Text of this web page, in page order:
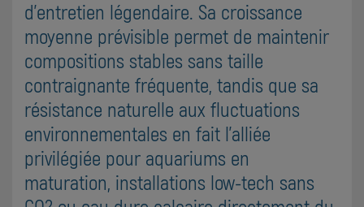
d'entretien légendaire. Sa croissance
moyenne prévisible permet de maintenir
compositions stables sans taille
contraignante fréquente, tandis que sa
résistance naturelle aux fluctuations
environnementales en fait l'alliée
privilégiée pour aquariums en
maturation, installations low-tech sans